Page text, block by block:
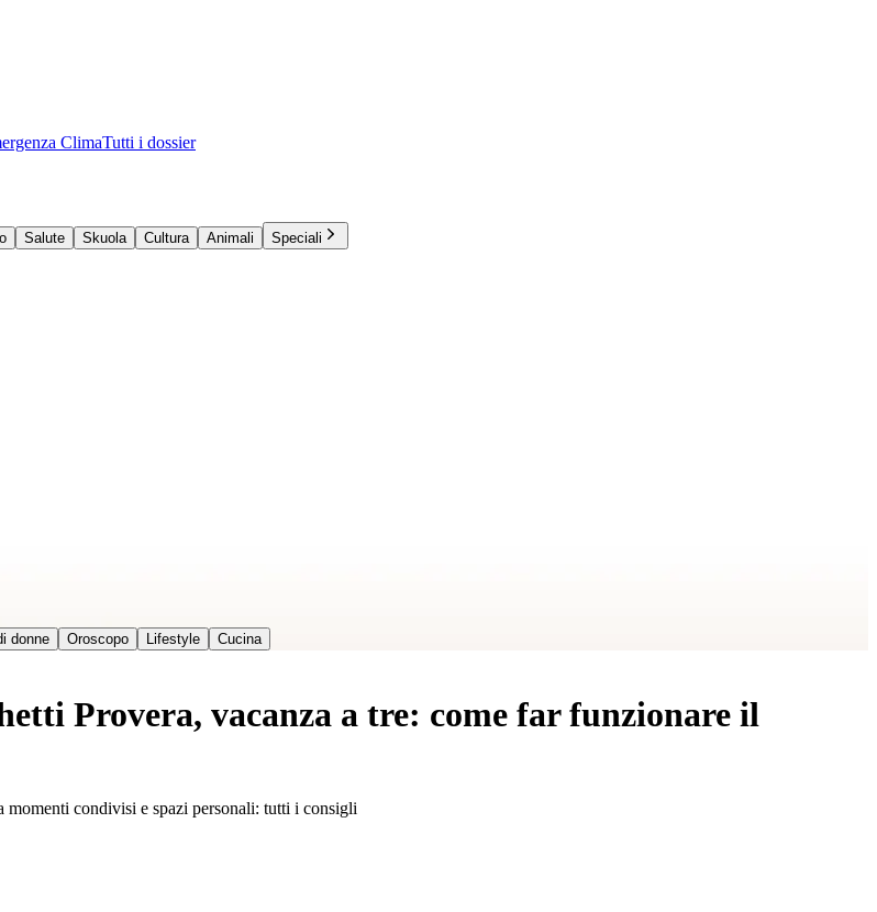
ClimaTutti i dossier
Salute Skuola Cultura Animali
Speciali
donne Oroscopo Lifestyle Cucina
Provera, vacanza a tre: come far funzionare il
condivisi e spazi personali: tutti i consigli